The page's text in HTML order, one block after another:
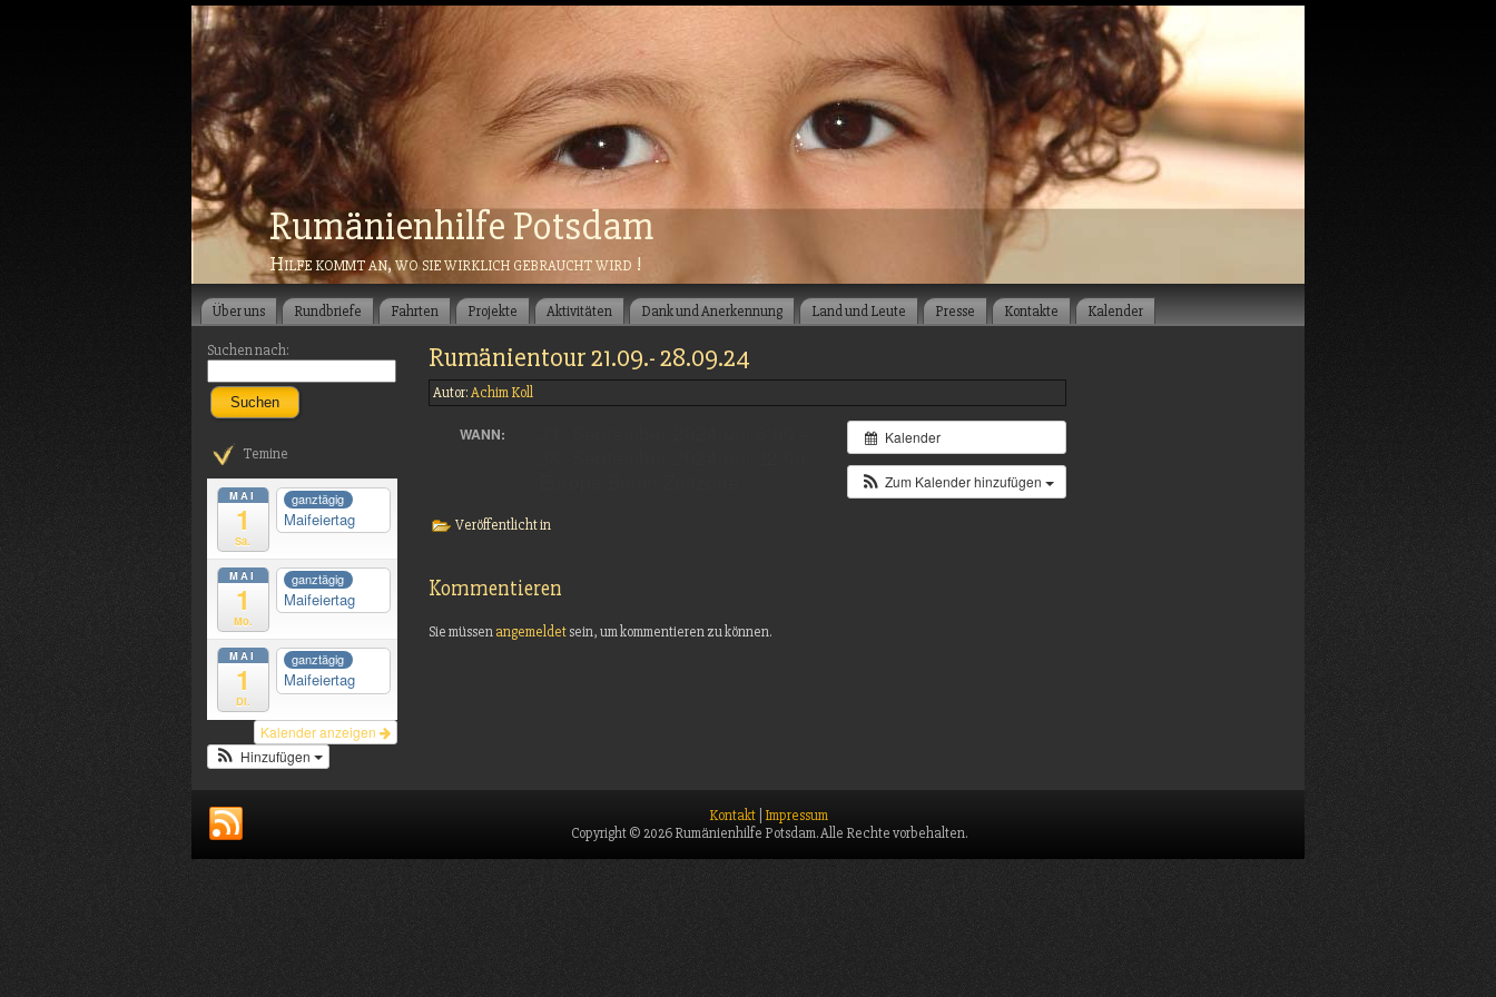
Rumänienhilfe Potsdam
Hilfe kommt an, wo sie wirklich gebraucht wird !
Über uns Rundbriefe Fahrten Projekte Aktivitäten Dank und Anerkennung Land und Leute Presse Kontakte Kalender
Suchen nach:
Suchen
Temine
MAI
1
Sa.
ganztägig
Maifeiertag
MAI
1
Mo.
ganztägig
Maifeiertag
MAI
1
Di.
ganztägig
Maifeiertag
Kalender anzeigen
Hinzufügen
Rumänientour 21.09.- 28.09.24
Autor:Achim Koll
Kalender
Zum Kalender hinzufügen
WANN:
Veröffentlicht in
Kommentieren
Sie müssenangemeldetsein, um kommentieren zu können.
Kontakt Impressum
Copyright © 2026 Rumänienhilfe Potsdam. Alle Rechte vorbehalten.